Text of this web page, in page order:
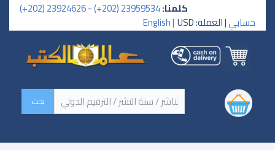
كلمنا:23959534 (202+)
-
23924626 (202+)
حسابي| العمله: USD English |
‏اسم الكتاب / اسم الناشر /
سنة النشر / الترقيم الدولي ‏